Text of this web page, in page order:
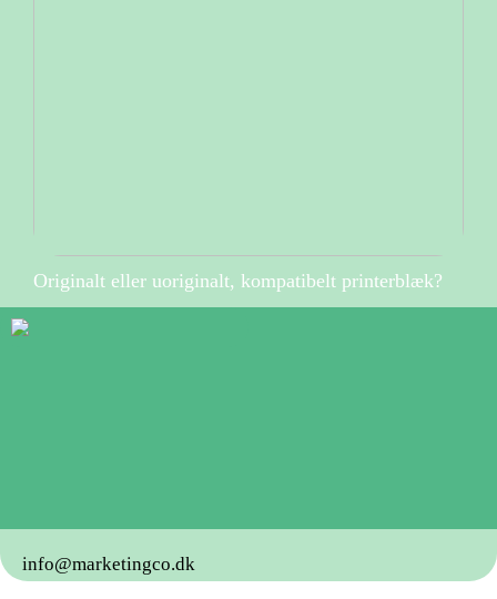
Originalt eller uoriginalt, kompatibelt printerblæk?
info@marketingco.dk